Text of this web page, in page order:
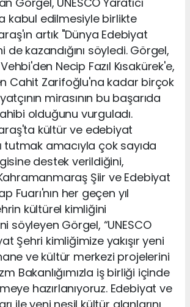
kabul edilmesiyle birlikte
artık "Dünya Edebiyat
de kazandığını söyledi. Görgel,
Necip Fazıl Kısakürek'e,
Cahit Zarifoğlu'na kadar birçok
mirasının bu başarıda
olduğunu vurguladı.
kültür ve edebiyat
tutmak amacıyla çok sayıda
destek verildiğini,
Şiir ve Edebiyat
Fuarı'nın her geçen yıl
kültürel kimliğini
söyleyen Görgel, “UNESCO
Şehri kimliğimize yakışır yeni
ve kültür merkezi projelerini
Bakanlığımızla iş birliği içinde
hazırlanıyoruz. Edebiyat ve